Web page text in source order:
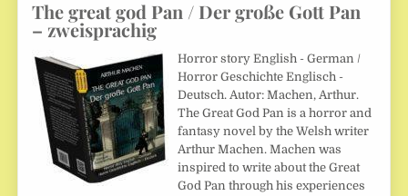
The great god Pan / Der große Gott Pan
– zweisprachig
Horror story English - German /
Horror Geschichte Englisch -
Deutsch. Autor: Machen, Arthur.
The Great God Pan is a horror and
fantasy novel by the Welsh writer
Arthur Machen. Machen was
inspired to write about the Great
God Pan through his experiences